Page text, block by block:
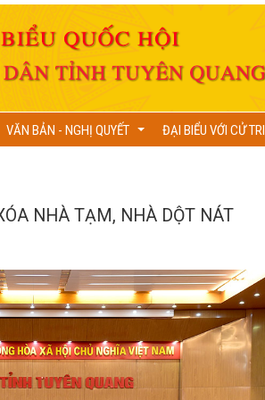
VĂN BẢN - NGHỊ QUYẾT
...
ĐẠI BIỂU VỚI CỬ TRI
NHÀ TẠM, NHÀ DỘT NÁT